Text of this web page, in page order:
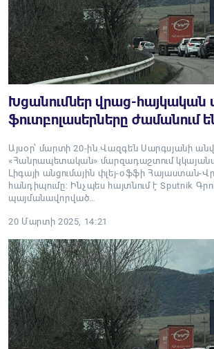
Խցանումներ վրաց-հայկական
ֆուտբոլասերները ժամանում
Այսօր՝ մարտի 20-ին Վազգեն Սարգսյանի
«Հանրապետական» մարզադաշտում
Լիգայի անցումային փլեյ-օֆֆի Հայաստան-
հանդիպումը: Ինչպես հայտնում է Sputnik
պայմանավորված…
20 Մարտի 2025, 14:21